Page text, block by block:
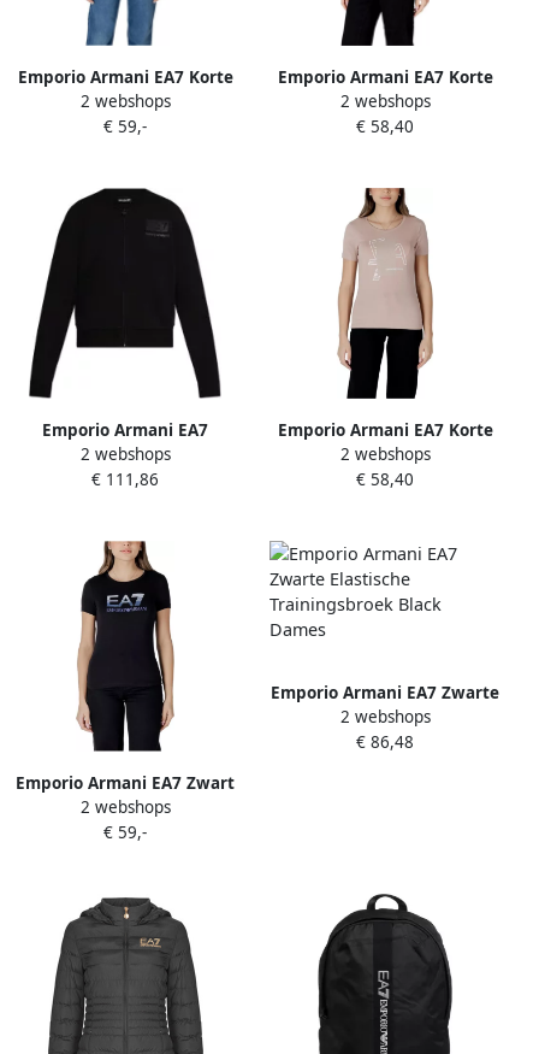
Emporio Armani EA7 Korte
mouwen katoenen T-shirt
collectie White Dames
2 webshops
€ 59,-
Emporio Armani EA7 Korte
Mouw T-shirt Lente Zomer
Collectie Black Dames
2 webshops
€ 58,40
Emporio Armani EA7
Windjack TRAIN LOGO
SERIES T-TOP FZ CRYSTAL
2 webshops
€ 111,86
Emporio Armani EA7 Korte
Mouw T-shirt Lente Zomer
Collectie Pink Dames
2 webshops
€ 58,40
Emporio Armani EA7 Zwart
Bedrukt Kort T-shirt met
Korte Mouwen Black Dames
2 webshops
€ 59,-
Emporio Armani EA7 Zwarte
Elastische Trainingsbroek
Black Dames
2 webshops
€ 86,48